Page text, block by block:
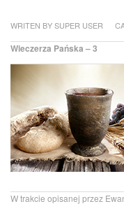
WRITEN BY SUPER USER
Wieczerza Pańska – 3
W trakcie opisanej przez